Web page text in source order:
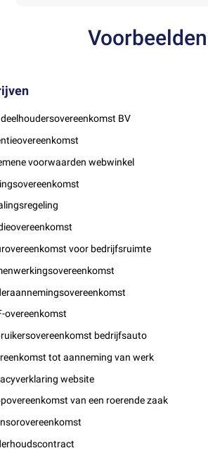
BV
voorwaarden webwinkel
voor bedrijfsruimte
overeenkomst
bedrijfsauto
tot aanneming van werk
website
van een roerende zaak